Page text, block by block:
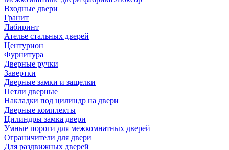
Входные двери
Гранит
Лабиринт
Ателье стальных дверей
Центурион
Фурнитура
Дверные ручки
Завертки
Дверные замки и защелки
Петли дверные
Накладки под цилиндр на двери
Дверные комплекты
Цилиндры замка двери
Умные пороги для межкомнатных дверей
Ограничители для двери
Для раздвижных дверей